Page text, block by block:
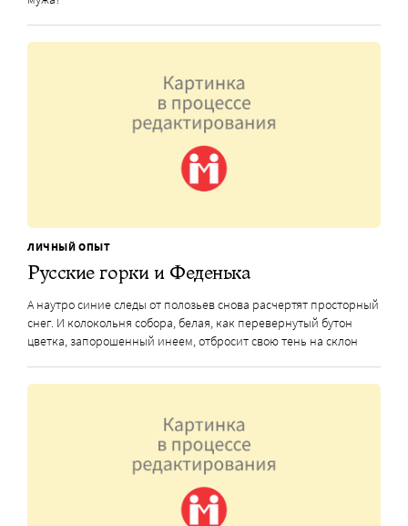
ЛИЧНЫЙ ОПЫТ
Русские горки и Феденька
А наутро синие следы от полозьев снова расчертят просторный
снег. И колокольня собора, белая, как перевернутый бутон
цветка, запорошенный инеем, отбросит свою тень на склон